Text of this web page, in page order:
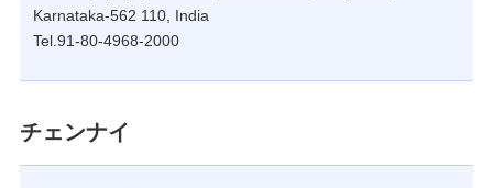
Karnataka-562 110, India
Tel.91-80-4968-2000
チェンナイ